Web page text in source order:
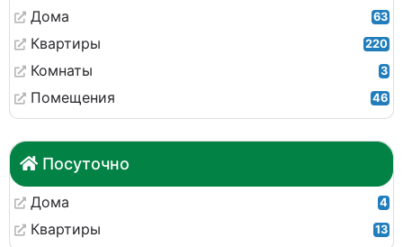
Дома 63
Квартиры 220
Комнаты 3
Помещения 46
Посуточно
Дома 4
Квартиры 13